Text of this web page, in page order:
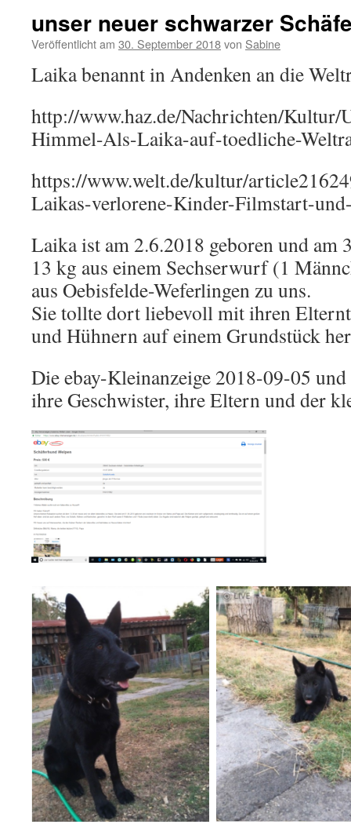
unser neuer schwarzer
Veröffentlicht am 30. September 2018von Sabine
Laika benannt in Andenken an die
http://www.haz.de/Nachrichten/Kultur/
Himmel-Als-Laika-auf-toedliche-
https://www.welt.de/kultur/
Laikas-verlorene-Kinder-Filmstart-
Laika ist am 2.6.2018 geboren und am
13 kg aus einem Sechserwurf (1
aus Oebisfelde-Weferlingen zu uns.
Sie tollte dort liebevoll mit ihren
und Hühnern auf einem Grundstück
Die ebay-Kleinanzeige 2018-09-05
ihre Geschwister, ihre Eltern und der